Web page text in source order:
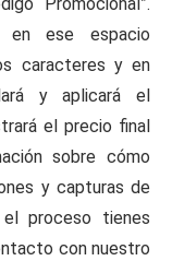
Promocional”.
en ese espacio
caracteres y en
y aplicará el
el precio final
sobre cómo
y capturas de
el proceso tienes
con nuestro